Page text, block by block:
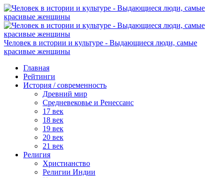
Человек в истории и культуре - Выдающиеся люди, самые
красивые женщины
Главная
Рейтинги
История / современность
Древний мир
Средневековье и Ренессанс
17 век
18 век
19 век
20 век
21 век
Религия
Христианство
Религии Индии